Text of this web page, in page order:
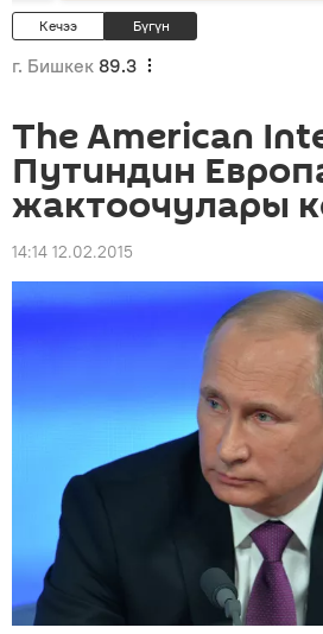
Кечээ Бүгүн
г. Бишкек 89.3
The American
Путиндин
жактоочулары
14:14 12.02.2015